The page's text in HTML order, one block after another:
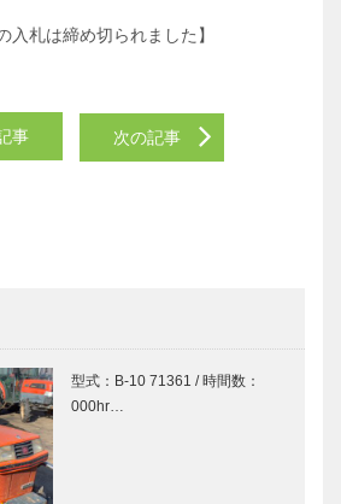
入札は締め切られました】
事 次の記事
型式：B-10 71361 / 時間数：
000hr…